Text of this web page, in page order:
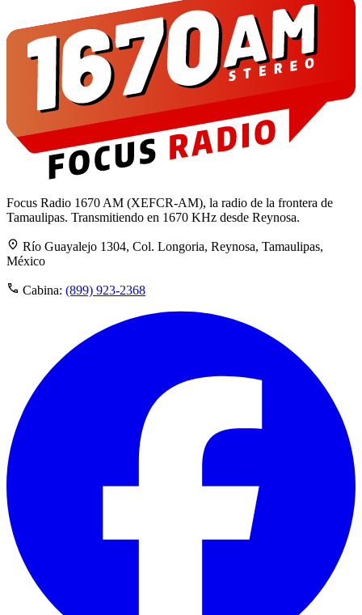
Focus Radio 1670 AM (XEFCR-AM), la radio de la frontera de
Tamaulipas. Transmitiendo en 1670 KHz desde Reynosa.
Río Guayalejo 1304, Col. Longoria, Reynosa, Tamaulipas,
México
Cabina: (899) 923-2368